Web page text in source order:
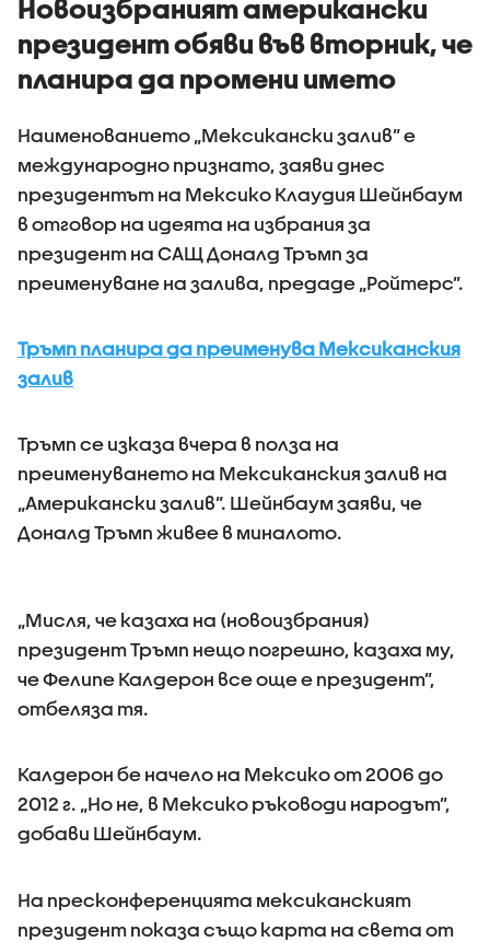
Новоизбраният американски
президент обяви във вторник, че
планира да промени името
Наименованието „Мексикански залив” е
международно признато, заяви днес
президентът на Мексико Клаудия Шейнбаум
в отговор на идеята на избрания за
президент на САЩ Доналд Тръмп за
преименуване на залива, предаде „Ройтерс”.
Тръмп планира да преименува Мексиканския
залив
Тръмп се изказа вчера в полза на
преименуването на Мексиканския залив на
„Американски залив”. Шейнбаум заяви, че
Доналд Тръмп живее в миналото.
„Мисля, че казаха на (новоизбрания)
президент Тръмп нещо погрешно, казаха му,
че Фелипе Калдерон все още е президент”,
отбеляза тя.
Калдерон бе начело на Мексико от 2006 до
2012 г. „Но не, в Мексико ръководи народът”,
добави Шейнбаум.
На пресконференцията мексиканският
президент показа също карта на света от